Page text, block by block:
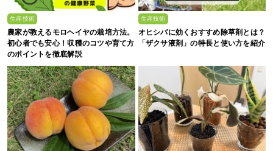
生産技術
農家が教えるモロヘイヤの栽培方法。
初心者でも安心！収穫のコツや育て方
のポイントを徹底解説
生産技術
オヒシバに効くおすすめ除草剤とは？
「ザクサ液剤」の特長と使い方を紹介